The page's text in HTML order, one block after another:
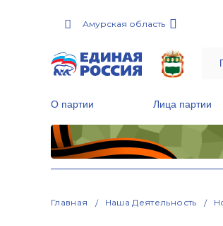
Амурская область
О партии Лица партии
Главная Наша Деятельность